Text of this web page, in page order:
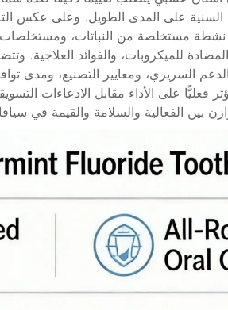
على المدى الطويل. وعلى عكس
مستخلصة من النباتات، ومستخلصات
للميكروبات، والفوائد العلاجية.
السريري، ومعايير التصنيع، ومدى
فعليًّا على الأداء مقابل الادعاءات
بين الفعالية والسلامة والقيمة في